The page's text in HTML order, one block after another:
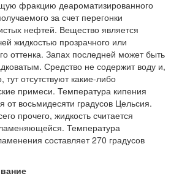
фракцию деароматизированного
за счет перегонки
нефтей. Вещество является
жидкостью прозрачного или
оттенка. Запах последней может быть
Средство не содержит воду и,
тут отсутствуют какие-либо
примеси. Температура кипения
от восьмидесяти градусов Цельсия.
прочего, жидкость считается
Температура
составляет 270 градусов